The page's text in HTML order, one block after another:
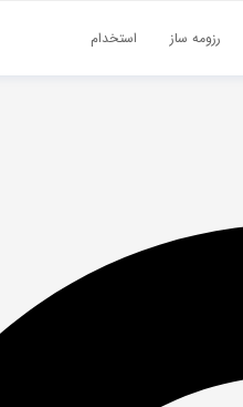
رزومه ساز استخدام